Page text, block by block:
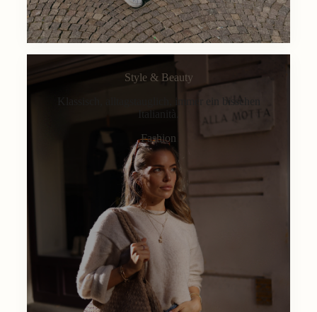
Style & Beauty
Klassisch, alltagstauglich, immer ein bisschen
Italianità.
Fashion